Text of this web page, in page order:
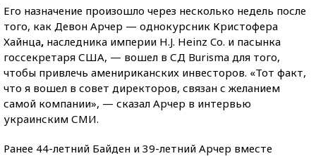
Его назначение произошло через несколько недель после
того, как Девон Арчер — однокурсник Кристофера
Хайнца, наследника империи H.J. Heinz Co. и пасынка
госсекретаря США, — вошел в СД Burisma для того,
чтобы привлечь аменириканских инвесторов. «Тот факт,
что я вошел в совет директоров, связан с желанием
самой компании», — сказал Арчер в интервью
украинским СМИ.
Ранее 44-летний Байден и 39-летний Арчер вместе